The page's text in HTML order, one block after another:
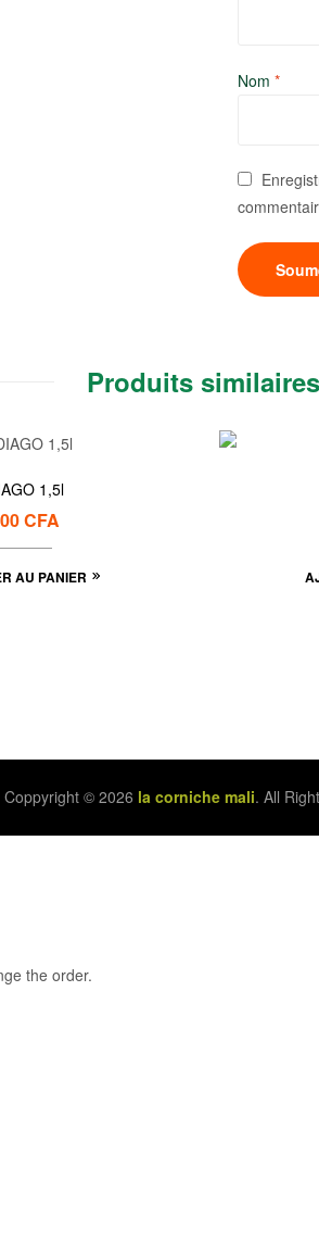
Nom *
Produits similaires
1,5l
CFA
AU PANIER
Coppyright © 2026 la corniche mali. All
the order.